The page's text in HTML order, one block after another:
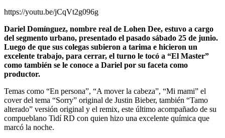
https://youtu.be/jCqVt2g096g
Dariel Domínguez, nombre real de Lohen Dee, estuvo a cargo
del segmento urbano, presentado el pasado sábado 25 de junio.
Luego de que sus colegas subieron a tarima e hicieron un
excelente trabajo, para cerrar, el turno le tocó a “El Master”
como también se le conoce a Dariel por su faceta como
productor.
Temas como “En persona”, “A mover la cabeza”, “Mi mami” el
cover del tema “Sorry” original de Justin Bieber, también “Tamo
alterado” versión original y el remix, este último acompañado de su
compueblano Tidí RD con quien hizo una excelente química que
marcó la noche.